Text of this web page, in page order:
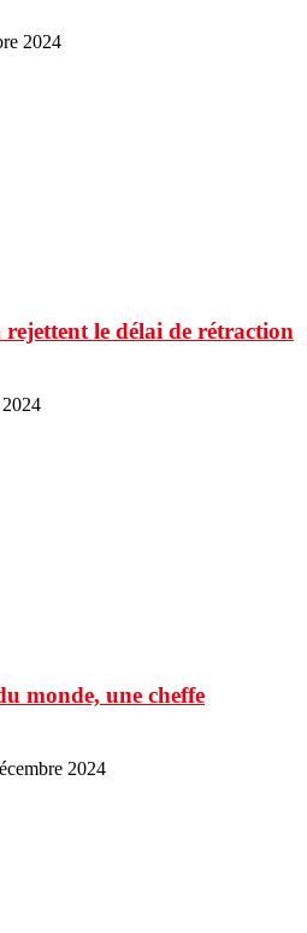
2024
le délai de rétraction
monde, une cheffe
2024